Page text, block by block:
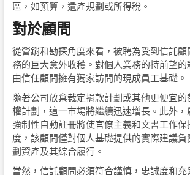
區，如預算，遺產規劃或所得稅。
對於顧問
從營銷和勘探角度來看，被聘為受到信託顧
務的巨大意外收穫。對個人業務的持前望的
由信任顧問擁有獨家訪問的現成員工基礎。
隨著公司放棄裁定捐款計劃或其他更便宜
權計劃，這一市場將繼續迅速增長。此外，
強制性自動註冊將使官僚主義和文書工作保
度，該顧問僅對個人基礎提供的實際建議
劃資產及其綜合履行。
當然，信託顧問必須符合謹慎，忠誠度和